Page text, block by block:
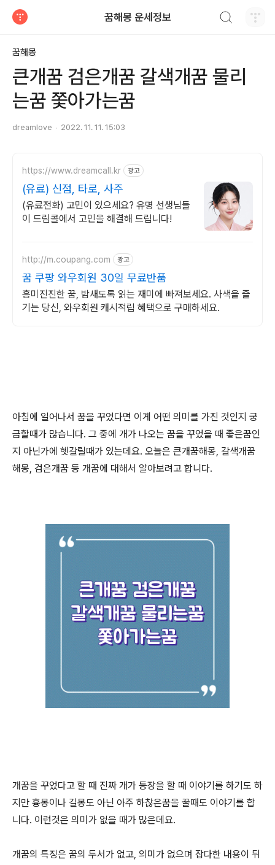
꿈해몽 운세정보
꿈해몽
큰개꿈 검은개꿈 갈색개꿈 물리
는꿈 쫓아가는꿈
dreamlove 2022. 11. 11. 15:03
https://www.dreamcall.kr 광고
(유료) 신점, 타로, 사주
(유료전화) 고민이 있으세요? 유명 선생님들
이 드림콜에서 고민을 해결해 드립니다!
http://m.coupang.com 광고
꿈 쿠팡 와우회원 30일 무료반품
흥미진진한 꿈, 밤새도록 읽는 재미에 빠져보세요. 사색을 즐
기는 당신, 와우회원 캐시적립 혜택으로 구매하세요.
아침에 일어나서 꿈을 꾸었다면 이게 어떤 의미를 가진 것인지 궁
금할때가 많습니다. 그 중에 개가 나오는 꿈을 꾸었을 때 좋은꿈인
지 아닌가에 헷갈릴때가 있는데요. 오늘은 큰개꿈해몽, 갈색개꿈
해몽, 검은개꿈 등 개꿈에 대해서 알아보려고 합니다.
개꿈을 꾸었다고 할 때 진짜 개가 등장을 할 때 이야기를 하기도 하
지만 흉몽이나 길몽도 아닌 아주 하찮은꿈을 꿀때도 이야기를 합
니다. 이런것은 의미가 없을 때가 많은데요.
개꿈의 특징은 꿈의 두서가 없고, 의미가 없으며 잡다한 내용이 뒤